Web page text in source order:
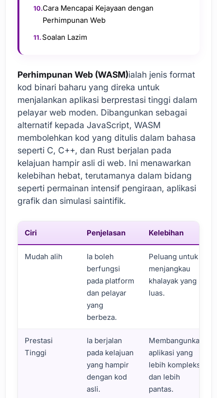
Cara Mencapai Kejayaan dengan
Perhimpunan Web
Soalan Lazim
Perhimpunan Web (WASM)ialah jenis format
kod binari baharu yang direka untuk
menjalankan aplikasi berprestasi tinggi dalam
pelayar web moden. Dibangunkan sebagai
alternatif kepada JavaScript, WASM
membolehkan kod yang ditulis dalam bahasa
seperti C, C++, dan Rust berjalan pada
kelajuan hampir asli di web. Ini menawarkan
kelebihan hebat, terutamanya dalam bidang
seperti permainan intensif pengiraan, aplikasi
grafik dan simulasi saintifik.
Ciri Penjelasan Kelebihan
Mudah alih
Ia boleh
berfungsi
pada platform
dan pelayar
yang
berbeza.
Peluang untuk
menjangkau
khalayak yang
luas.
Prestasi
Tinggi
Ia berjalan
pada kelajuan
yang hampir
dengan kod
asli.
Membangunkan
aplikasi yang
lebih kompleks
dan lebih
pantas.